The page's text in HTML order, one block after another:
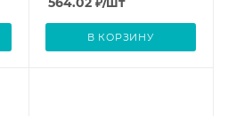
В КОРЗИНУ